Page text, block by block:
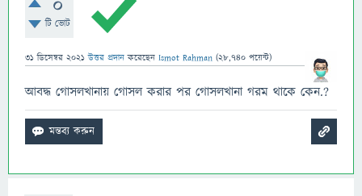
0
টি ভোট
31 ডিসেম্বর 2021 উত্তর প্রদান করেছেন Ismot Rahman (28,740 পয়েন্ট)
আবদ্ধ গোসলখানায় গোসল করার পর গোসলখানা গরম থাকে কেন.?